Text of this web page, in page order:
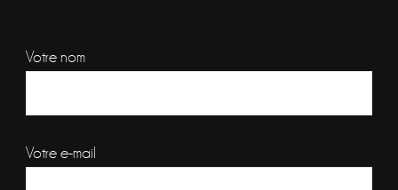
Votre nom
Votre e-mail